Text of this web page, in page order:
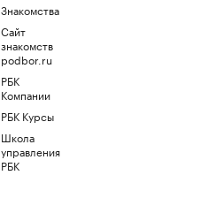
Знакомства
Сайт
знакомств
podbor.ru
РБК
Компании
РБК Курсы
Школа
управления
РБК